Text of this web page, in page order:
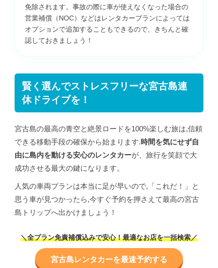
免除されます。事故の際に車が使えなくなった場合の
営業補償（NOC）などはレンタカープランによっては
オプションで追加することもできるので、きちんと確
認しておきましょう！
賢く選んでストレスフリーな宮古島連
休ドライブを！
宮古島の最高の青空と絶景ロードを100%楽しむ旅は,信頼
できる移動手段の確保から始まります.時間を気にせず自
由に島内を動ける安心のレンタカーが、旅行を笑顔で大
成功させる最大の鍵になります。
人気の車両プランは本当に足が早いので,「これだ！」と
思う車が見つかったら,今すぐ予約を押さえて最高の宮古
島トリップへ出かけましょう！
＼全プラン免責補償込みで安心！最適なお店を一括検索／
宮古島レンタカーを最速予約する